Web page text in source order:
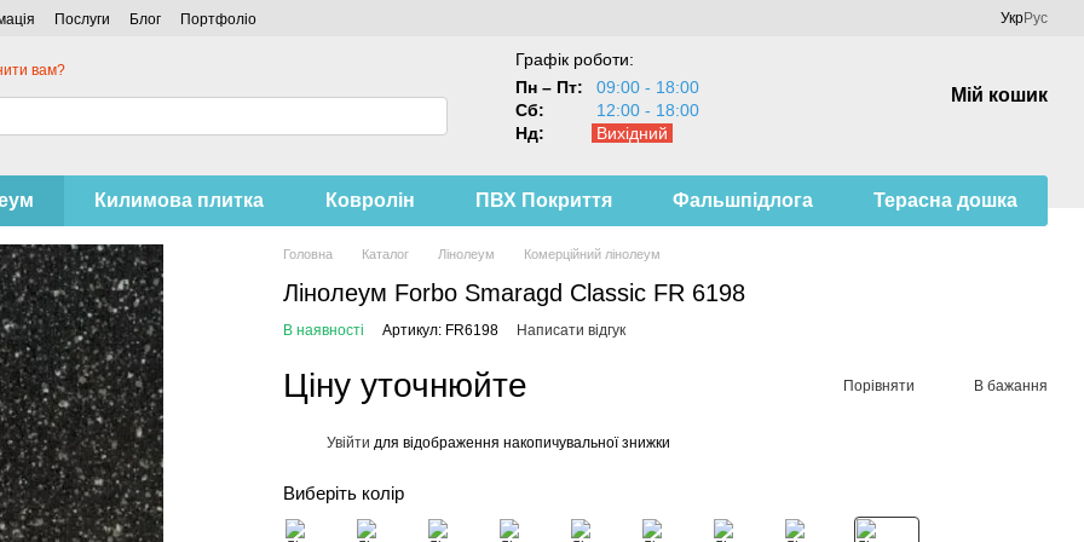
Послуги Блог Портфоліо УкрРус
вам?
Графік роботи:
Пн – Пт:
09:00 - 18:00
Сб:
12:00 - 18:00
Нд:
Вихідний
Мій кошик
Килимова плитка Ковролін ПВХ Покриття Фальшпідлога Терасна дошка
Головна Каталог Лінолеум Комерційний лінолеум
Лінолеум Forbo Smaragd Classic FR 6198
В наявності Артикул: FR6198 Написати відгук
Ціну уточнюйте Порівняти В бажання
Увійти для відображення накопичувальної знижки
Виберіть колір